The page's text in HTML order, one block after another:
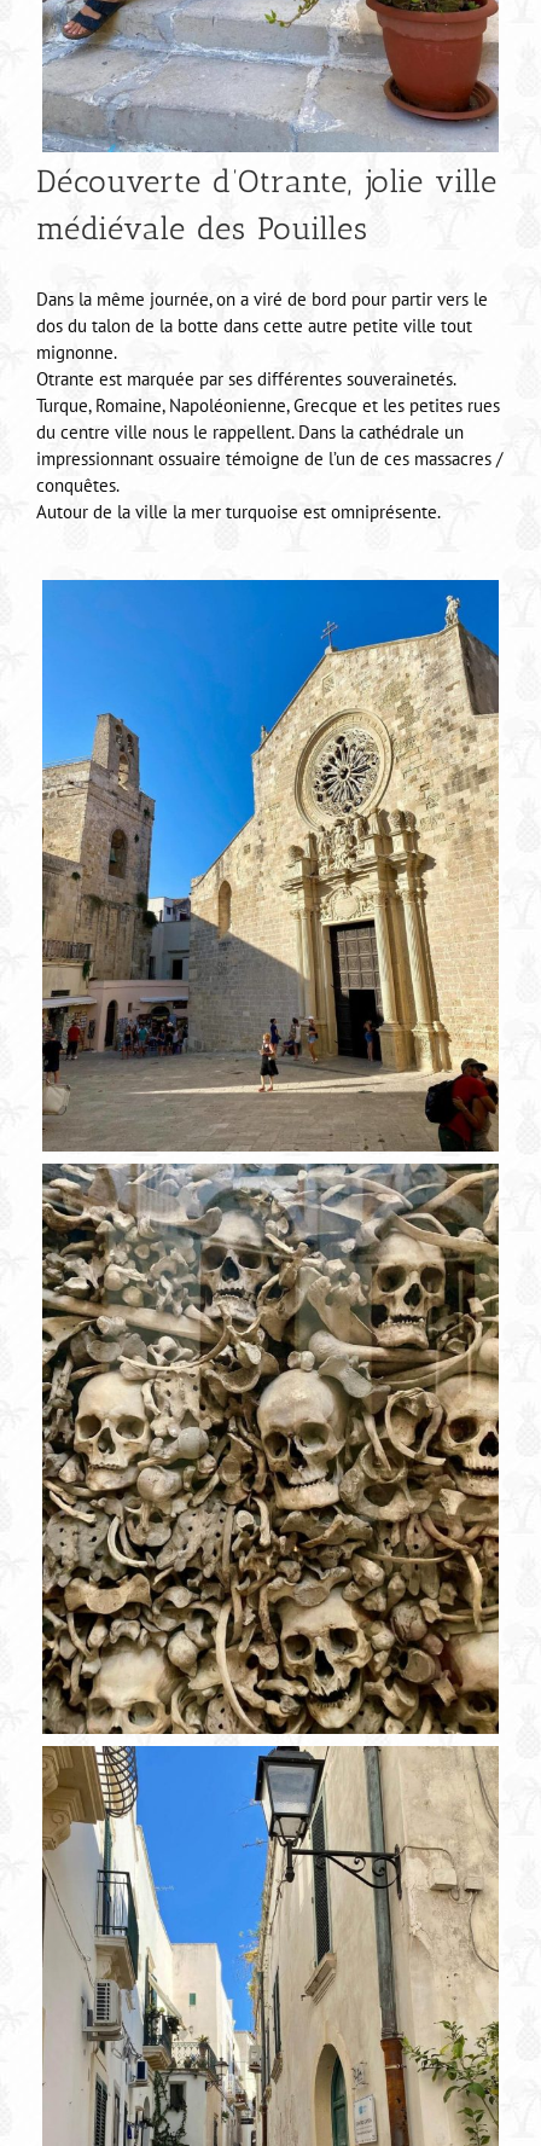
Découverte d’Otrante, jolie ville
médiévale des Pouilles
Dans la même journée, on a viré de bord pour partir vers le
dos du talon de la botte dans cette autre petite ville tout
mignonne.
Otrante est marquée par ses différentes souverainetés.
Turque, Romaine, Napoléonienne, Grecque et les petites rues
du centre ville nous le rappellent. Dans la cathédrale un
impressionnant ossuaire témoigne de l’un de ces massacres /
conquêtes.
Autour de la ville la mer turquoise est omniprésente.